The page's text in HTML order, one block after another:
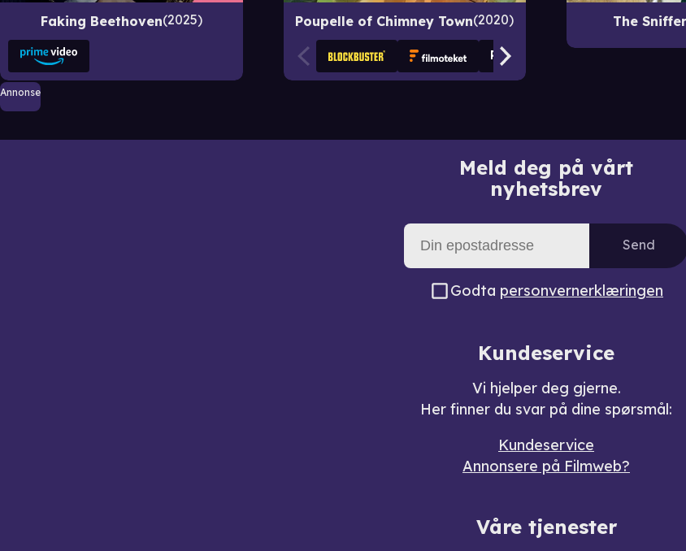
Faking Beethoven 2025 Poupelle of Chimney Town 2020 The Sniffer
Annonse
Meld deg på vårt
nyhetsbrev
Send
Godta personvernerklæringen
Kundeservice
Vi hjelper deg gjerne.
Her finner du svar på dine spørsmål:
Kundeservice
Annonsere på Filmweb?
Våre tjenester